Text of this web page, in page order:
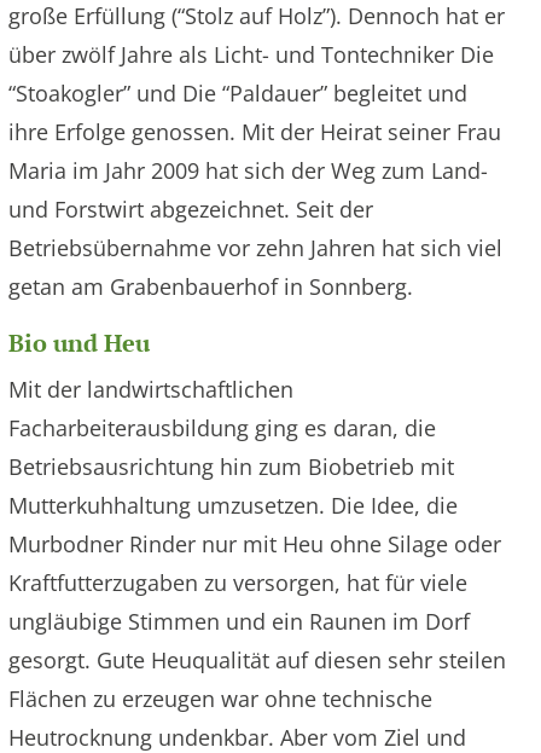
große Erfüllung (“Stolz auf Holz”). Dennoch hat er
über zwölf Jahre als Licht- und Tontechniker Die
“Stoakogler” und Die “Paldauer” begleitet und
ihre Erfolge genossen. Mit der Heirat seiner Frau
Maria im Jahr 2009 hat sich der Weg zum Land-
und Forstwirt abgezeichnet. Seit der
Betriebsübernahme vor zehn Jahren hat sich viel
getan am Grabenbauerhof in Sonnberg.
Bio und Heu
Mit der landwirtschaftlichen
Facharbeiterausbildung ging es daran, die
Betriebsausrichtung hin zum Biobetrieb mit
Mutterkuhhaltung umzusetzen. Die Idee, die
Murbodner Rinder nur mit Heu ohne Silage oder
Kraftfutterzugaben zu versorgen, hat für viele
ungläubige Stimmen und ein Raunen im Dorf
gesorgt. Gute Heuqualität auf diesen sehr steilen
Flächen zu erzeugen war ohne technische
Heutrocknung undenkbar. Aber vom Ziel und